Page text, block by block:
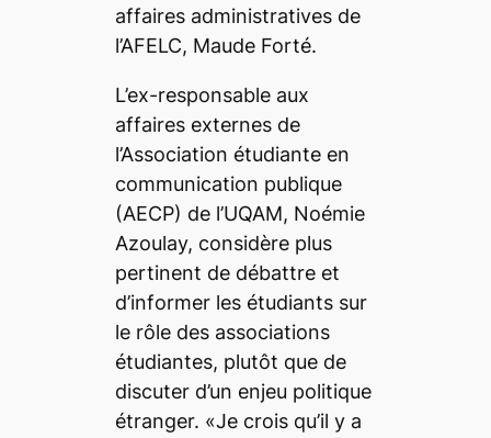
affaires administratives de
l’AFELC, Maude Forté.
L’ex-responsable aux
affaires externes de
l’Association étudiante en
communication publique
(AECP) de l’UQAM, Noémie
Azoulay, considère plus
pertinent de débattre et
d’informer les étudiants sur
le rôle des associations
étudiantes, plutôt que de
discuter d’un enjeu politique
étranger. «Je crois qu’il y a